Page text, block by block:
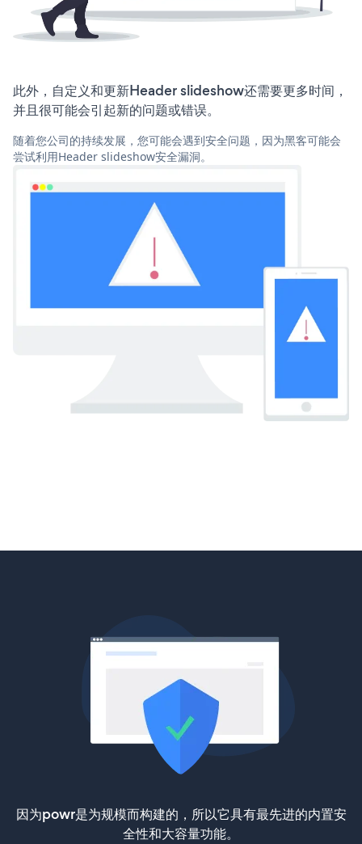
此外，自定义和更新Header slideshow还需要更多时间，
并且很可能会引起新的问题或错误。
随着您公司的持续发展，您可能会遇到安全问题，因为黑客可能会
尝试利用Header slideshow安全漏洞。
因为powr是为规模而构建的，所以它具有最先进的内置安
全性和大容量功能。